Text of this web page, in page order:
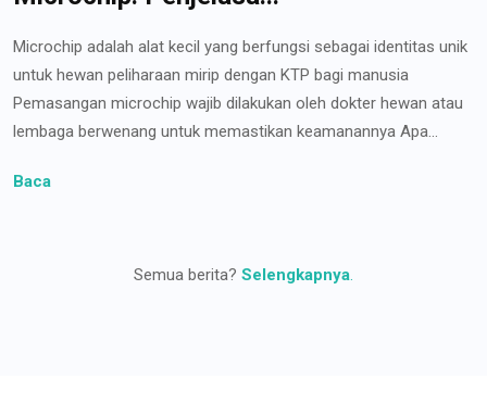
Microchip adalah alat kecil yang berfungsi sebagai identitas unik
untuk hewan peliharaan mirip dengan KTP bagi manusia
Pemasangan microchip wajib dilakukan oleh dokter hewan atau
lembaga berwenang untuk memastikan keamanannya Apa...
Baca
Semua berita? Selengkapnya